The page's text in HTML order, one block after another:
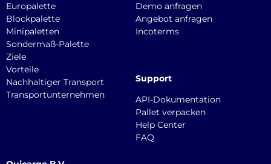
Europalette
Blockpalette
Minipaletten
Sondermaß-Palette
Ziele
Vorteile
Nachhaltiger Transport
Transportunternehmen
Demo anfragen
Angebot anfragen
Incoterms
Support
API-Dokumentation
Pallet verpacken
Help Center
FAQ